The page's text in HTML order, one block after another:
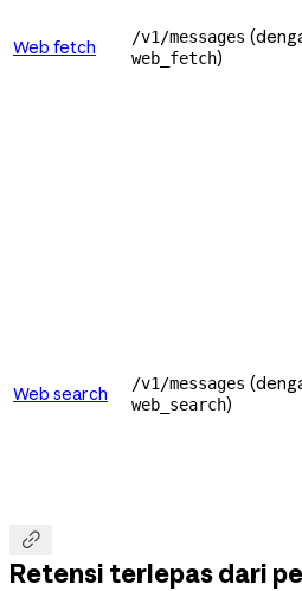
Web fetch /v1/messages
web_fetch)
Web search /v1/messages
web_search)

Retensi terlepas dari